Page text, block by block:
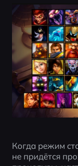
Когда режим
не придётся